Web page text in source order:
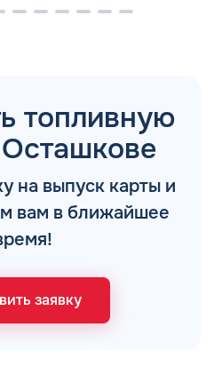
топливную
на выпуск карты и
вам в ближайшее
заявку